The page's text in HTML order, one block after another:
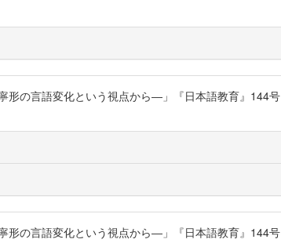
形の言語変化という視点から―」『日本語教育』144号
形の言語変化という視点から―」『日本語教育』144号